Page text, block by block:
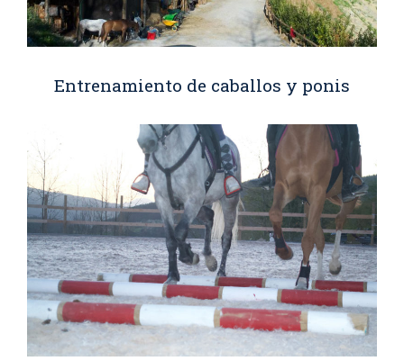
Entrenamiento de caballos y ponis